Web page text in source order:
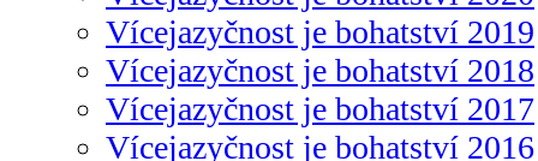
Vícejazyčnost je bohatství 2019
Vícejazyčnost je bohatství 2018
Vícejazyčnost je bohatství 2017
Vícejazyčnost je bohatství 2016